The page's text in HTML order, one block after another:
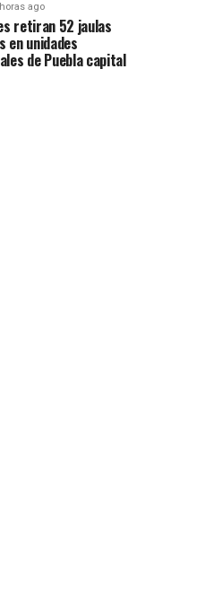
ago
retiran 52 jaulas
en unidades
de Puebla capital